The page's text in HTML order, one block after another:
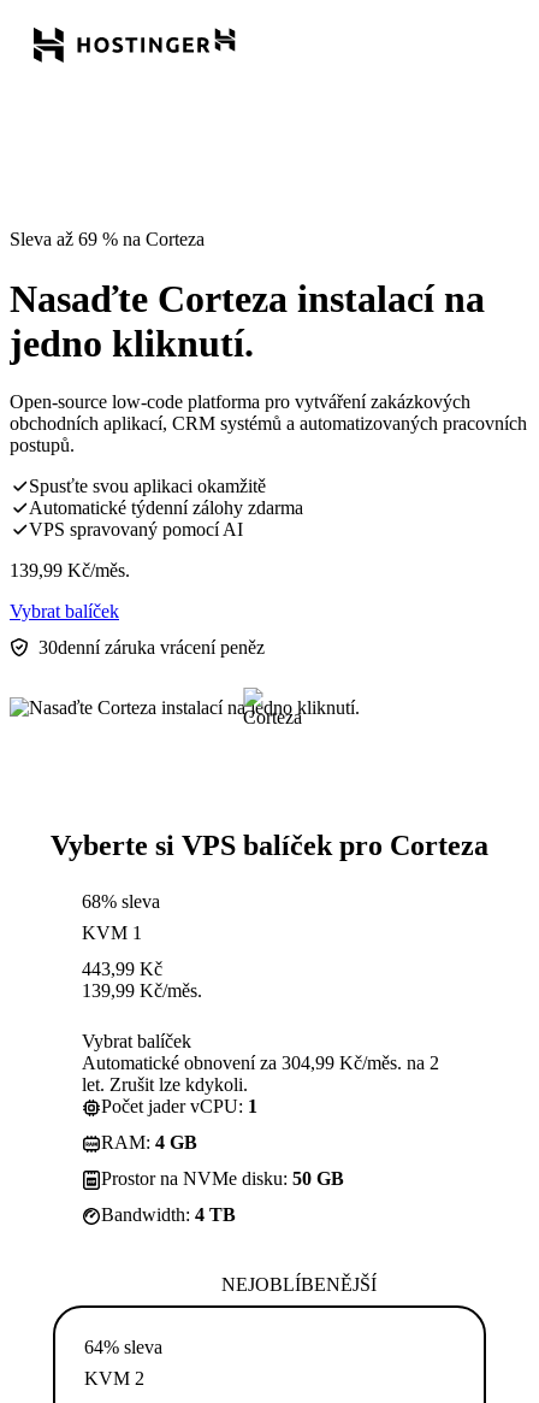
Sleva až 69 % na Corteza
Nasaďte Corteza instalací na
jedno kliknutí.
Open-source low-code platforma pro vytváření zakázkových
obchodních aplikací, CRM systémů a automatizovaných pracovních
postupů.
Spusťte svou aplikaci okamžitě
Automatické týdenní zálohy zdarma
VPS spravovaný pomocí AI
139,99 Kč/měs.
Vybrat balíček
30denní záruka vrácení peněz
Vyberte si VPS balíček pro Corteza
68% sleva
KVM 1
443,99 Kč
139,99 Kč/měs.
Vybrat balíček
Automatické obnovení za 304,99 Kč/měs. na 2
let. Zrušit lze kdykoli.
Počet jader vCPU: 1
RAM: 4 GB
Prostor na NVMe disku: 50 GB
Bandwidth: 4 TB
NEJOBLÍBENĚJŠÍ
64% sleva
KVM 2